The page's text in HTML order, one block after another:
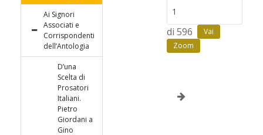
Ai Signori
Associati e
Corrispondenti
dell’Antologia
D’una
Scelta di
Prosatori
Italiani.
Pietro
Giordani a
Gino
di 596
Vai
Zoom